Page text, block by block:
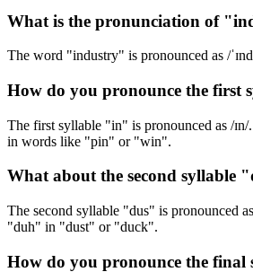
What is the pronunciation of
The word "industry" is pronounced as /
How do you pronounce the first
The first syllable "in" is pronounced as /
in words like "pin" or "win".
What about the second syllable
The second syllable "dus" is pronounced
"duh" in "dust" or "duck".
How do you pronounce the